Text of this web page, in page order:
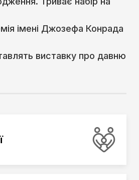
імені Джозефа Конрада
виставку про давню